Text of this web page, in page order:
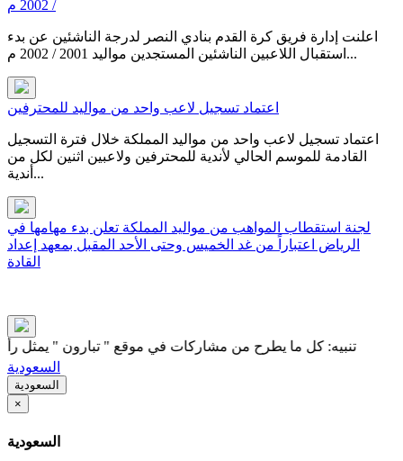
/ 2002 م
اعلنت إدارة فريق كرة القدم بنادي النصر لدرجة الناشئين عن بدء
استقبال اللاعبين الناشئين المستجدين مواليد 2001 / 2002 م...
اعتماد تسجيل لاعب واحد من مواليد للمحترفين
‏اعتماد تسجيل لاعب واحد من مواليد المملكة خلال فترة التسجيل
القادمة للموسم الحالي لأندية للمحترفين ولاعبين اثنين لكل من
أندية...
لجنة استقطاب المواهب من مواليد المملكة تعلن بدء مهامها في
الرياض اعتباراً من غد الخميس وحتى الأحد المقبل بمعهد إعداد
القادة
كل ما يطرح من مشاركات في موقع " تبارون " يمثل رأي كاتبه
السعودية
السعودية
×
السعودية